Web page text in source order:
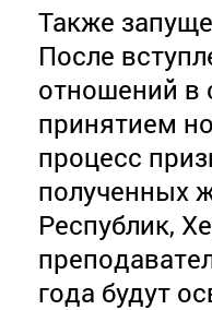
Также
После
отношений в
принятием
процесс
полученных
Республик,
года будут